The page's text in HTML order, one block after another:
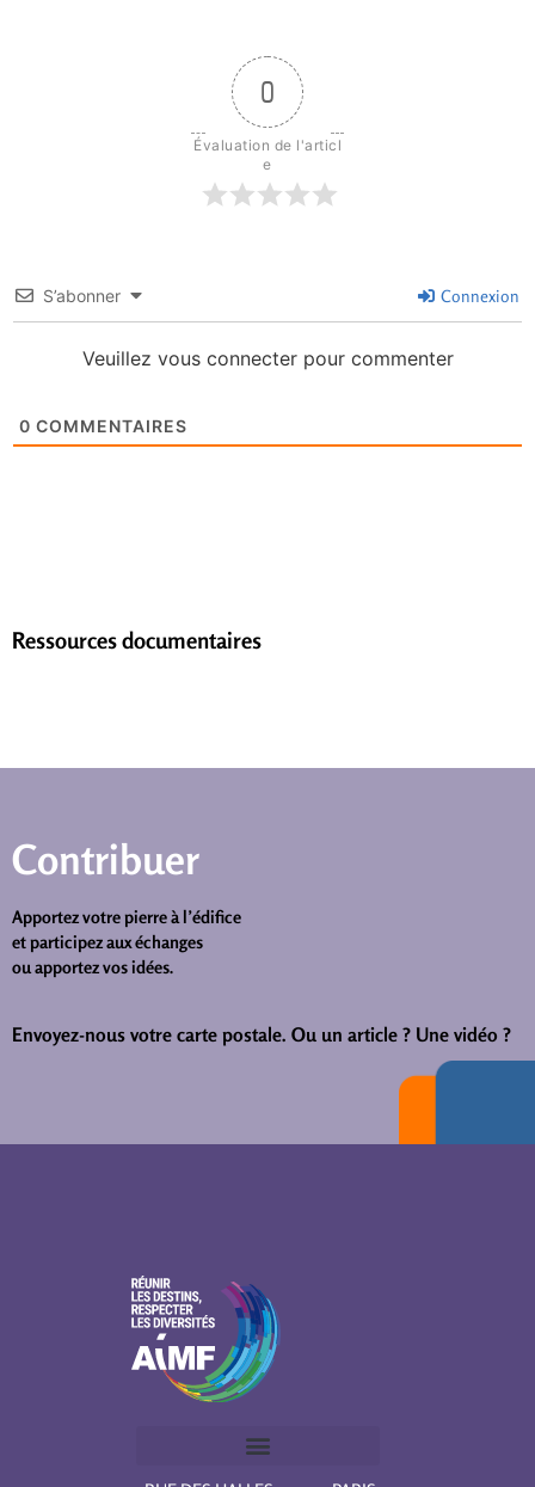
0
Évaluation de l'articl
e
S’abonner Connexion
Veuillez vous connecter pour commenter
0 COMMENTAIRES
Ressources documentaires
Contribuer
Apportez votre pierre à l’édifice
et participez aux échanges
ou apportez vos idées.
Envoyez-nous votre carte postale. Ou un article ? Une vidéo ?